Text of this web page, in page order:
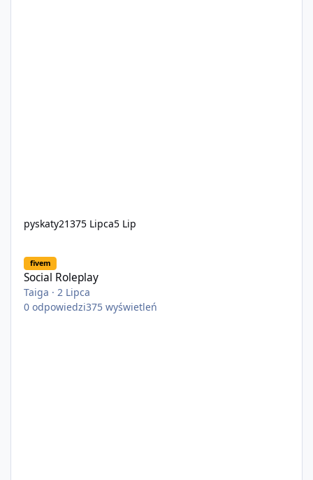
pyskaty21375 Lipca5 Lip
fivem
Social Roleplay
Taiga · 2 Lipca
0 odpowiedzi375 wyświetleń